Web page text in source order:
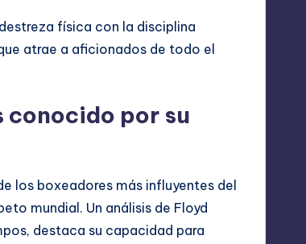
física con la disciplina
atrae a aficionados de todo el
conocido por su
los boxeadores más influyentes del
mundial. Un análisis de Floyd
destaca su capacidad para